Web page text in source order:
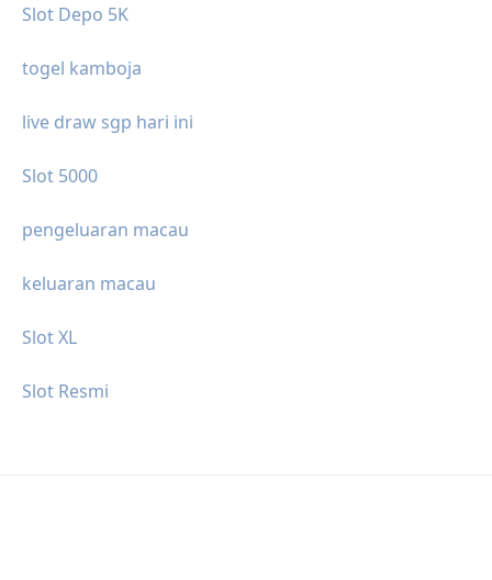
Slot Depo 5K
togel kamboja
live draw sgp hari ini
Slot 5000
pengeluaran macau
keluaran macau
Slot XL
Slot Resmi